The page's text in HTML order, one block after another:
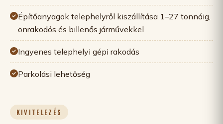
Építőanyagok telephelyről kiszállítása 1–27 tonnáig,
önrakodós és billenős járművekkel
Ingyenes telephelyi gépi rakodás
Parkolási lehetőség
KIVITELEZÉS